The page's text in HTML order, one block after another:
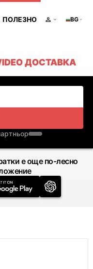
ПОЛЕЗНО BG
ДОСТАВКА
е още по-лесно